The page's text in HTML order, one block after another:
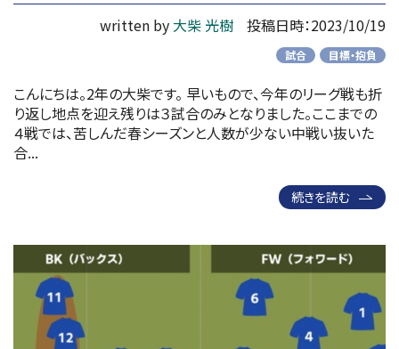
written by 大柴 光樹 投稿日時：2023/10/19
試合 目標・抱負
こんにちは。2年の大柴です。 早いもので、今年のリーグ戦も折
り返し地点を迎え残りは３試合のみとなりました。ここまでの
４戦では、苦しんだ春シーズンと人数が少ない中戦い抜いた
合...
続きを読む